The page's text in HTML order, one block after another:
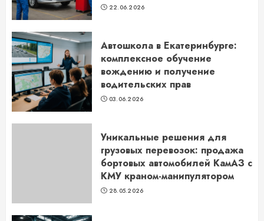
22.06.2026
Автошкола в Екатеринбурге:
комплексное обучение
вождению и получение
водительских прав
03.06.2026
Уникальные решения для
грузовых перевозок: продажа
бортовых автомобилей КамАЗ с
КМУ краном-манипулятором
28.05.2026